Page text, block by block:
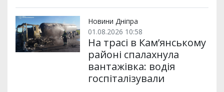
Новини Дніпра
01.08.2026 10:58
На трасі в Кам’янському
районі спалахнула
вантажівка: водія
госпіталізували